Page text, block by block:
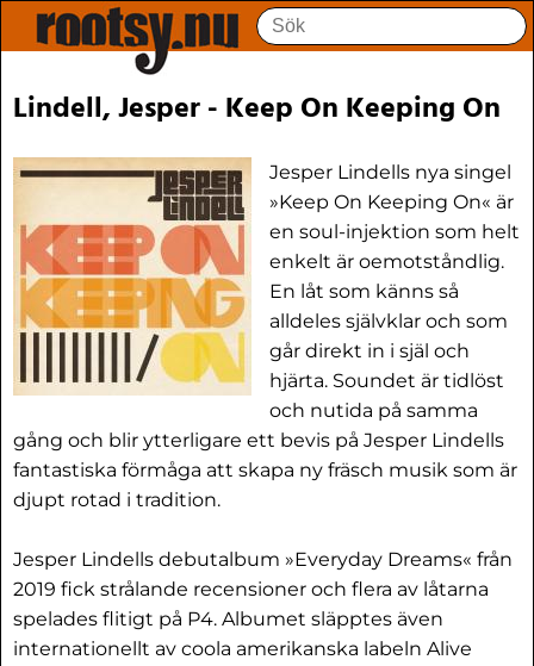
Lindell, Jesper - Keep On Keeping On
Jesper Lindells nya singel
»Keep On Keeping On« är
en soul-injektion som helt
enkelt är oemotståndlig.
En låt som känns så
alldeles självklar och som
går direkt in i själ och
hjärta. Soundet är tidlöst
och nutida på samma
gång och blir ytterligare ett bevis på Jesper Lindells
fantastiska förmåga att skapa ny fräsch musik som är
djupt rotad i tradition.
Jesper Lindells debutalbum »Everyday Dreams« från
2019 fick strålande recensioner och flera av låtarna
spelades flitigt på P4. Albumet släpptes även
internationellt av coola amerikanska labeln Alive